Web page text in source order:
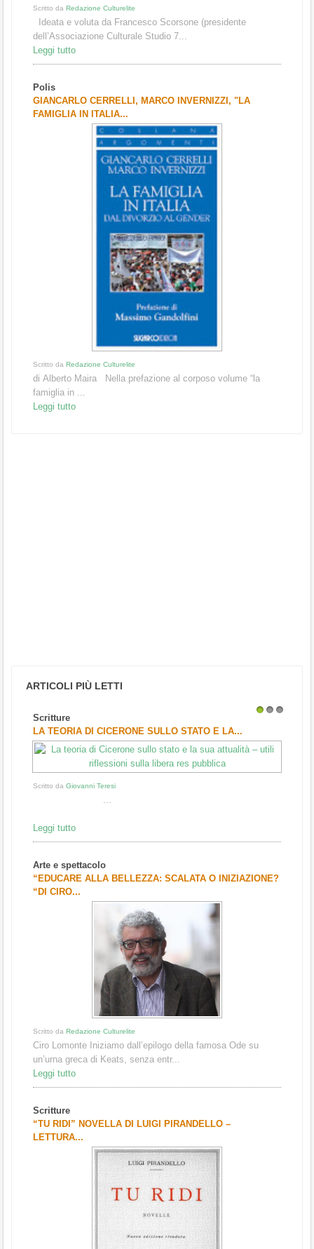
Scritto da Redazione Culturelite
Ideata e voluta da Francesco Scorsone (presidente
dell’Associazione Culturale Studio 7...
Leggi tutto
Polis
GIANCARLO CERRELLI, MARCO INVERNIZZI, "LA
FAMIGLIA IN ITALIA...
Scritto da Redazione Culturelite
di Alberto Maira Nella prefazione al corposo volume “la
famiglia in ...
Leggi tutto
ARTICOLI PIÙ LETTI
Scritture
LA TEORIA DI CICERONE SULLO STATO E LA...
Scritto da Giovanni Teresi
Leggi tutto
Arte e spettacolo
“EDUCARE ALLA BELLEZZA: SCALATA O INIZIAZIONE?
“DI CIRO...
Scritto da Redazione Culturelite
Ciro Lomonte Iniziamo dall’epilogo della famosa Ode su
un’urna greca di Keats, senza entr...
Leggi tutto
Scritture
“TU RIDI” NOVELLA DI LUIGI PIRANDELLO –
LETTURA...